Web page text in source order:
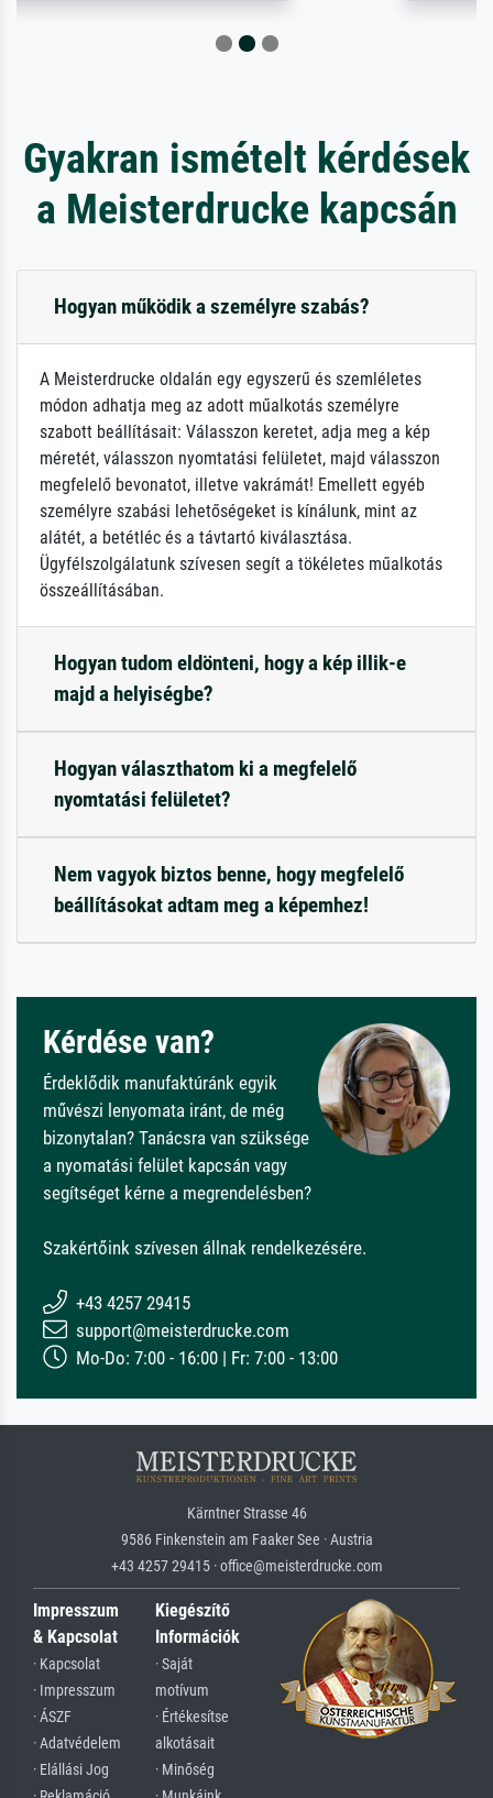
Gyakran ismételt kérdések
a Meisterdrucke kapcsán
Hogyan működik a személyre szabás?
A Meisterdrucke oldalán egy egyszerű és szemléletes
módon adhatja meg az adott műalkotás személyre
szabott beállításait: Válasszon keretet, adja meg a kép
méretét, válasszon nyomtatási felületet, majd válasszon
megfelelő bevonatot, illetve vakrámát! Emellett egyéb
személyre szabási lehetőségeket is kínálunk, mint az
alátét, a betétléc és a távtartó kiválasztása.
Ügyfélszolgálatunk szívesen segít a tökéletes műalkotás
összeállításában.
Hogyan tudom eldönteni, hogy a kép illik-e
majd a helyiségbe?
Hogyan választhatom ki a megfelelő
nyomtatási felületet?
Nem vagyok biztos benne, hogy megfelelő
beállításokat adtam meg a képemhez!
Kérdése van?
Érdeklődik manufaktúránk egyik
művészi lenyomata iránt, de még
bizonytalan? Tanácsra van szüksége
a nyomatási felület kapcsán vagy
segítséget kérne a megrendelésben?
Szakértőink szívesen állnak rendelkezésére.
+43 4257 29415
support@meisterdrucke.com
Mo-Do: 7:00 - 16:00 | Fr: 7:00 - 13:00
Kärntner Strasse 46
9586 Finkenstein am Faaker See · Austria
+43 4257 29415 · office@meisterdrucke.com
Impresszum
& Kapcsolat
· Kapcsolat
· Impresszum
· ÁSZF
· Adatvédelem
· Elállási Jog
Kiegészítő
Információk
· Saját
motívum
· Értékesítse
alkotásait
· Minőség